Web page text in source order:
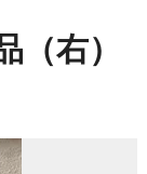
右）